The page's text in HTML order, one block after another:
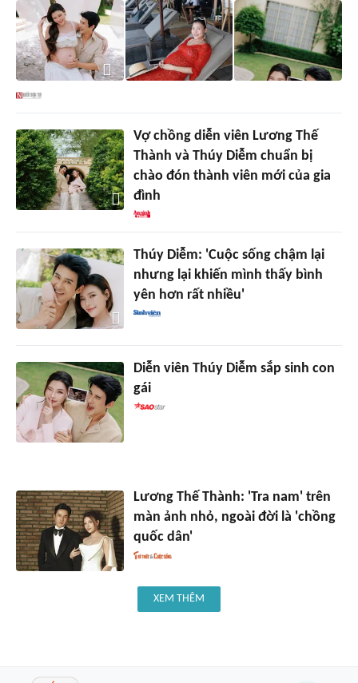
Vợ chồng diễn viên Lương Thế
Thành và Thúy Diễm chuẩn bị
chào đón thành viên mới của gia
đình
Thúy Diễm: 'Cuộc sống chậm lại
nhưng lại khiến mình thấy bình
yên hơn rất nhiều'
Diễn viên Thúy Diễm sắp sinh con
gái
Lương Thế Thành: 'Tra nam' trên
màn ảnh nhỏ, ngoài đời là 'chồng
quốc dân'
XEM THÊM